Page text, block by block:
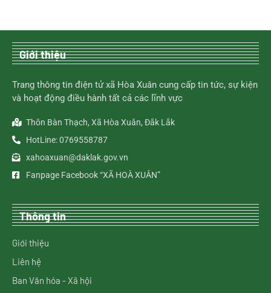
Giới thiệu
Trang thông tin điện tử xã Hòa Xuân cung cấp tin tức, sự kiện
và hoạt động điều hành tất cả các lĩnh vực
Thôn Bàn Thạch, Xã Hòa Xuân, Đắk Lắk
HotLine: 0769558787
xahoaxuan@daklak.gov.vn
Fanpage Facebook “XÃ HOÀ XUÂN”
Thông tin
Giới thiệu
Liên hệ
Ban Văn hóa - Xã hội